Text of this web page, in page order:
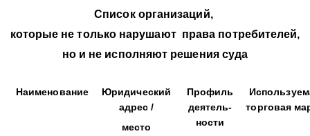
Список организаций,
которые не только нарушают права потребителей,
но и не исполняют решения суда
Наименование
Юридический
адрес /
место
Профиль
деятель-
ности
торговая